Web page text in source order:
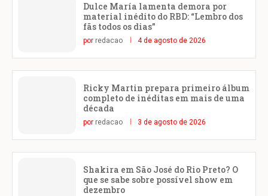
Dulce María lamenta demora por
material inédito do RBD: “Lembro dos
fãs todos os dias”
por redacao 4 de agosto de 2026
Ricky Martin prepara primeiro álbum
completo de inéditas em mais de uma
década
por redacao 3 de agosto de 2026
Shakira em São José do Rio Preto? O
que se sabe sobre possível show em
dezembro